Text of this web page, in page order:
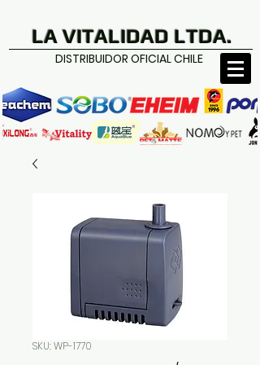
LA VITALIDAD LTDA.
DISTRIBUIDOR OFICIAL CHILE
SKU: WP-1770